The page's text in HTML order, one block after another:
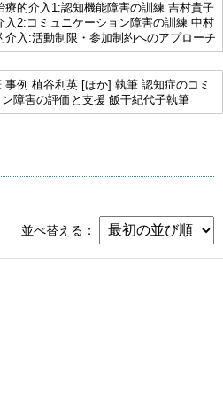
療的介入1:認知機能障害の訓練 吉村貴子
入2:コミュニケーション障害の訓練 中村
介入:活動制限・参加制約へのアプローチ
事例 植谷利英 [ほか] 執筆 認知症のコミ
障害の評価と支援 飯干紀代子執筆
並べ替える